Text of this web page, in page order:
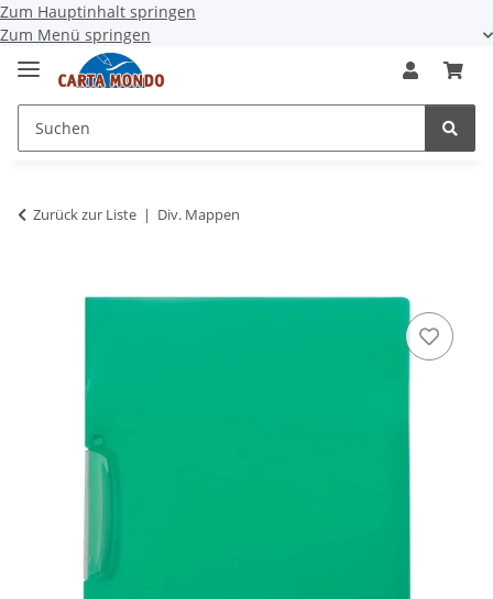
Zum Hauptinhalt springen
Zum Menü springen
Zurück zur Liste Div. Mappen